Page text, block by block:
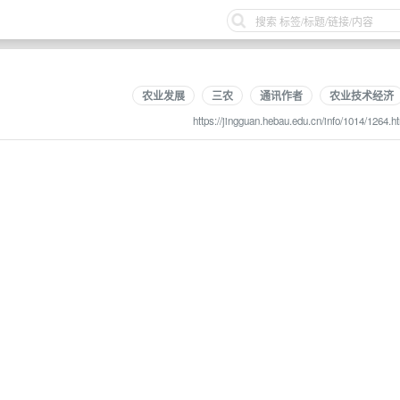
农业发展 三农 通讯作者 农业技术经济
https://jingguan.hebau.edu.cn/info/1014/